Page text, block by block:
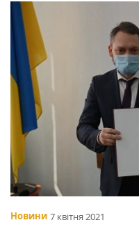
Новини 7 квітня 2021